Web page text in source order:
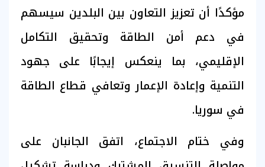
مؤكدًا أن تعزيز التعاون بين البلدين سيسهم
في دعم أمن الطاقة وتحقيق التكامل
الإقليمي، بما ينعكس إيجابًا على جهود
التنمية وإعادة الإعمار وتعافي قطاع الطاقة
في سوريا.
وفي ختام الاجتماع، اتفق الجانبان على